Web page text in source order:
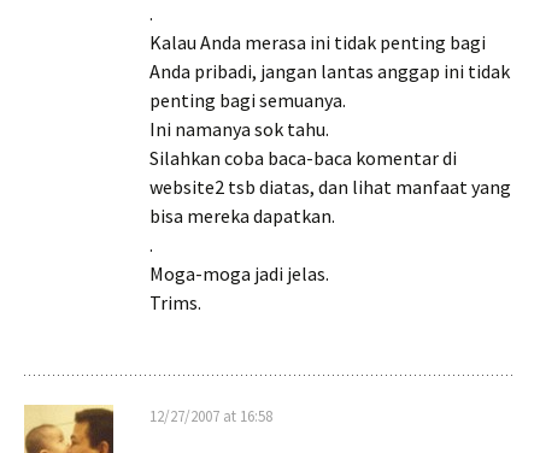
.
Kalau Anda merasa ini tidak penting bagi
Anda pribadi, jangan lantas anggap ini tidak
penting bagi semuanya.
Ini namanya sok tahu.
Silahkan coba baca-baca komentar di
website2 tsb diatas, dan lihat manfaat yang
bisa mereka dapatkan.
.
Moga-moga jadi jelas.
Trims.
12/27/2007 at 16:58